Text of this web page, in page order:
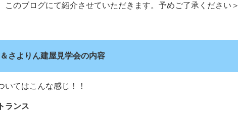
このブログにて紹介させていただきます。予めご了承ください＞
さよりん建屋見学会の内容
いてはこんな感じ！！
ランス